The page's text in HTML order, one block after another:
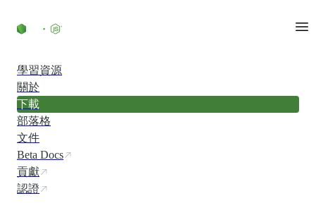
學習資源
關於
下載
部落格
文件
Beta Docs
貢獻
認證